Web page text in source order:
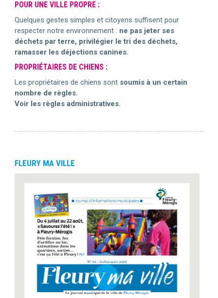
POUR UNE VILLE PROPRE :
Quelques gestes simples et citoyens suffisent pour
respecter notre environnement : ne pas jeter ses
déchets par terre, privilégier le tri des déchets,
ramasser les déjections canines.
PROPRIÉTAIRES DE CHIENS :
Les propriétaires de chiens sont soumis à un certain
nombre de règles.
Voir les règles administratives.
FLEURY MA VILLE